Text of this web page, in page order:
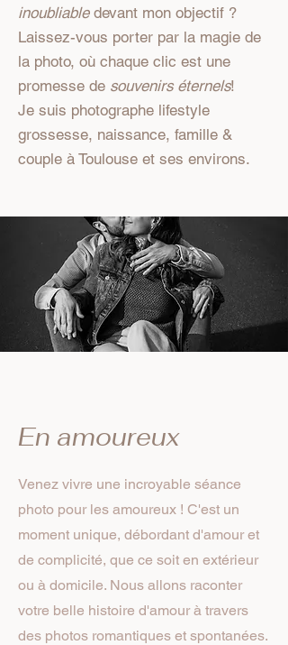
inoubliabledevant mon objectif ?
Laissez-vous porter par la magie de
la photo, où chaque clic est une
promesse de souvenirs éternels!
Je suis photographe lifestyle
grossesse, naissance, famille &
couple à Toulouse et ses environs.
En amoureux
Venez vivre une incroyable séance
photo pour les amoureux ! C'est un
moment unique, débordant d'amour et
de complicité, que ce soit en extérieur
ou à domicile. Nous allons raconter
votre belle histoire d'amour à travers
des photos romantiques et spontanées.